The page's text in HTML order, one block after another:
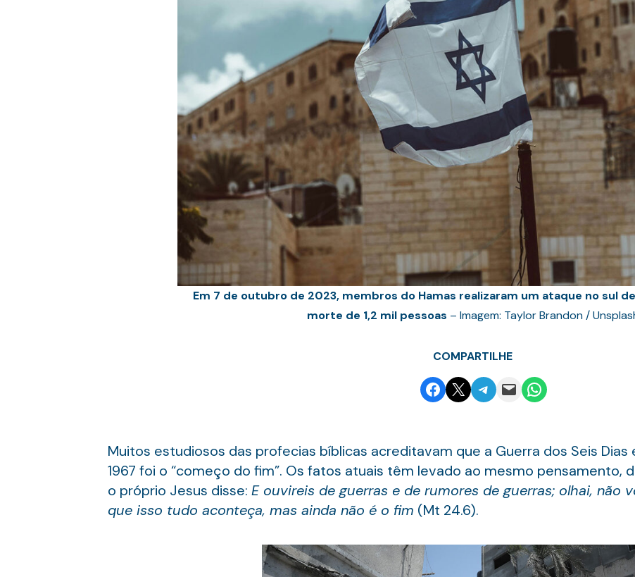
Em 7 de outubro de 2023, membros do Hamas realizaram um ataque no sul
morte de 1,2 mil pessoas – Imagem: Taylor Brandon /
COMPARTILHE
Share on Facebook
Email this PageShare on Telegram
Email this PageShare on WhatsApp
Muitos estudiosos das profecias bíblicas acreditavam que a Guerra dos Seis
1967 foi o “começo do fim”. Os fatos atuais têm levado ao mesmo pensamento,
o próprio Jesus disse: E ouvireis de guerras e de rumores de guerras; olhai, não
que isso tudo aconteça, mas ainda não é o fim (Mt 24.6).